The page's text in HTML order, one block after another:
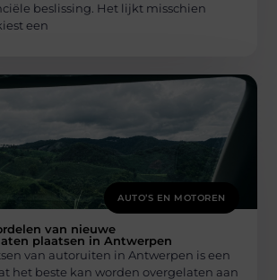
beslissing. Het lijkt misschien
een
AUTO’S EN MOTOREN
van nieuwe
plaatsen in Antwerpen
van autoruiten in Antwerpen is een
het beste kan worden overgelaten aan